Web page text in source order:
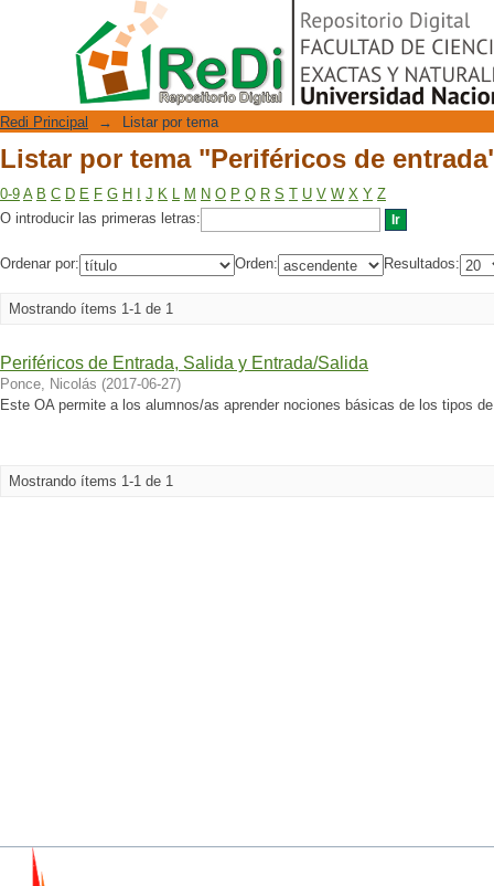
Listar por tema "Periféricos de
Repositorio Digital
Redi Principal → Listar por tema
Listar por tema "Periféricos de
0-9 A B C D E F G H J K L M N O P Q R S T U V W X Y Z
O introducir las primeras letras:
Ordenar por: Orden: Resultados:
Mostrando ítems 1-1 de 1
Periféricos de Entrada, Salida y Entrada/Salida
Ponce, Nicolás (2017-06-27)
Este OA permite a los alumnos/as aprender nociones básicas de los tipos
Mostrando ítems 1-1 de 1